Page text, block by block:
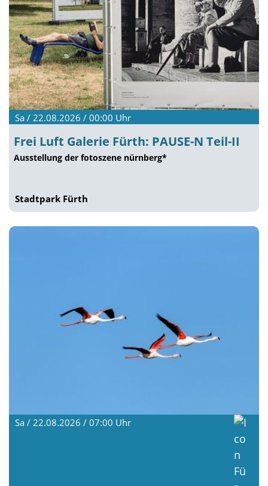
Sa / 22.08.2026 / 00:00 Uhr
Frei Luft Galerie Fürth: PAUSE-N Teil-II
Ausstellung der fotoszene nürnberg*
Stadtpark Fürth
Sa / 22.08.2026 / 07:00 Uhr